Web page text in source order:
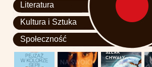
Literatura
Kultura i Sztuka
Społeczność